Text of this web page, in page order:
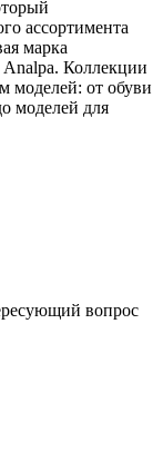
ассортимента
марка
Коллекции
моделей: от обуви
моделей для
вопрос